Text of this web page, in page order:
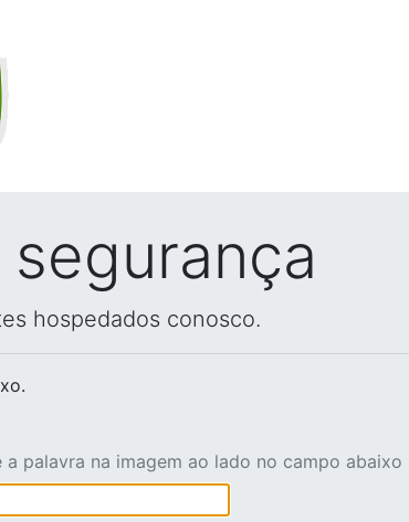
hospedados conosco.
a palavra na imagem ao lado no campo abaixo